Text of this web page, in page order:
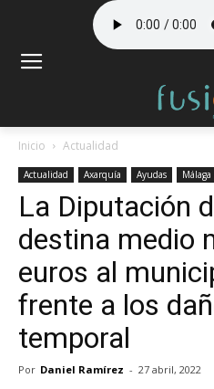
Inicio Actualidad
Actualidad Axarquía Ayudas Málaga
La Diputación
destina medio
euros al
frente a los
temporal
Por Daniel Ramírez - 27 abril, 2022